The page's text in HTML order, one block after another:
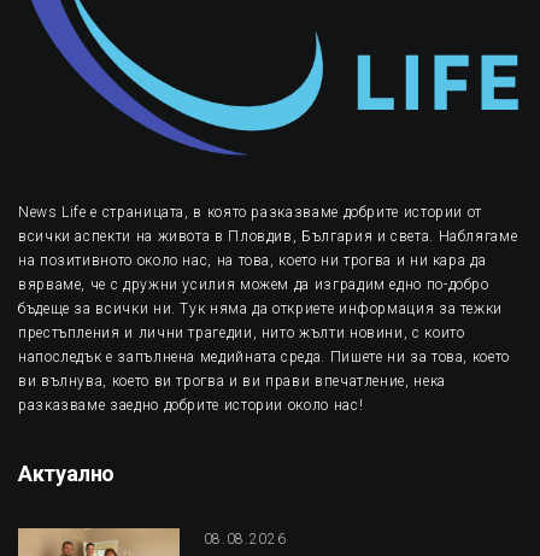
News Life е страницата, в която разказваме добрите истории от
всички аспекти на живота в Пловдив, България и света. Наблягаме
на позитивното около нас, на това, което ни трогва и ни кара да
вярваме, че с дружни усилия можем да изградим едно по-добро
бъдеще за всички ни. Тук няма да откриете информация за тежки
престъпления и лични трагедии, нито жълти новини, с които
напоследък е запълнена медийната среда. Пишете ни за това, което
ви вълнува, което ви трогва и ви прави впечатление, нека
разказваме заедно добрите истории около нас!
Актуално
08.08.2026